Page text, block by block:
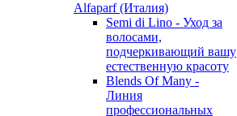
Alfaparf (Италия)
Semi di Lino - Уход за
волосами,
подчеркивающий вашу
естественную красоту
Blends Of Many -
Линия
профессиональных